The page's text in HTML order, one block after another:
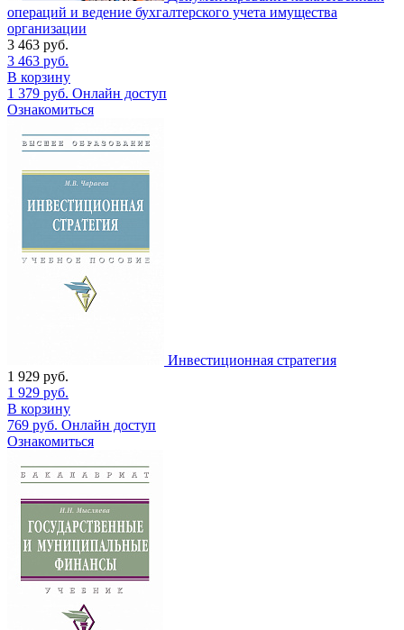
операций и ведение бухгалтерского учета имущества
организации
3 463 руб.
3 463 руб.
В корзину
1 379 руб. Онлайн доступ
Ознакомиться
Инвестиционная стратегия
1 929 руб.
1 929 руб.
В корзину
769 руб. Онлайн доступ
Ознакомиться